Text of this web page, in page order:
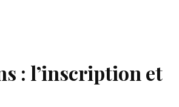
: l’inscription et